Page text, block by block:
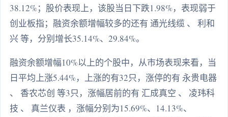
38.12%；股价表现上，该股当日下跌1.98%，表现弱于
创业板指；融资余额增幅较多的还有 通光线缆 、 利和
兴 等，分别增长35.14%、29.84%。
融资余额增幅10%以上的个股中，从市场表现来看，当
日平均上涨5.44%，上涨的有32只，涨停的有 永贵电器
、 香农芯创 等3只，涨幅居前的有 汇成真空 、 凌玮科
技 、 真兰仪表 ，涨幅分别为15.69%、14.13%、